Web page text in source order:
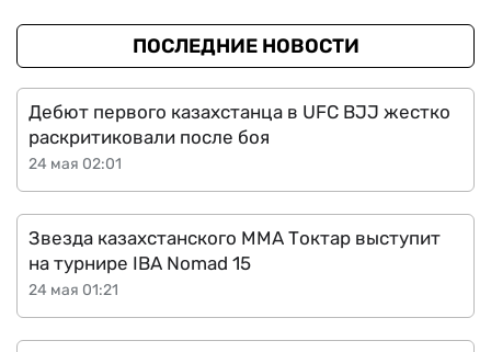
ПОСЛЕДНИЕ НОВОСТИ
24 мая 02:01
Дебют первого казахстанца в UFC BJJ жестко
раскритиковали после боя
24 мая 01:21
Звезда казахстанского ММА Токтар выступит
на турнире IBA Nomad 15